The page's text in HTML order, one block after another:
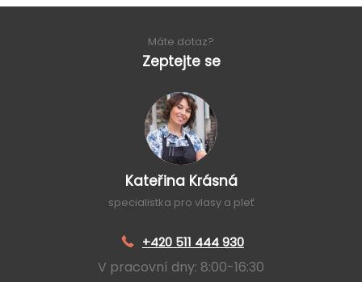
Máte dotaz?
Zeptejte se
Kateřina Krásná
specialistka pro vlasy a pleť
+420 511 444 930
V pracovní dny: 8:00-16:30